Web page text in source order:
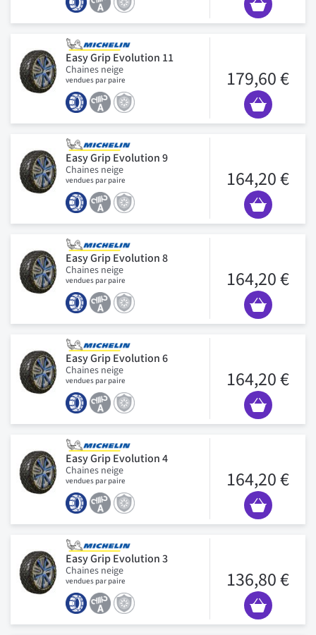
Easy Grip Evolution 11
Chaines neige
vendues par paire 179,60 €
Easy Grip Evolution 9
Chaines neige
vendues par paire 164,20 €
Easy Grip Evolution 8
Chaines neige
vendues par paire 164,20 €
Easy Grip Evolution 6
Chaines neige
vendues par paire 164,20 €
Easy Grip Evolution 4
Chaines neige
vendues par paire 164,20 €
Easy Grip Evolution 3
Chaines neige
vendues par paire 136,80 €